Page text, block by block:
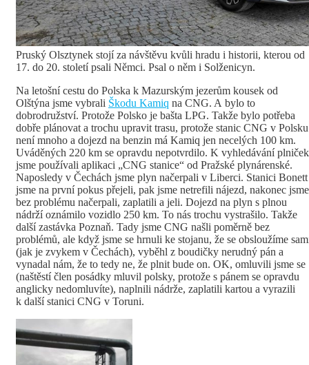
Pruský Olsztynek stojí za návštěvu kvůli hradu i historii, kterou od
17. do 20. století psali Němci. Psal o něm i Solženicyn.
Na letošní cestu do Polska k Mazurským jezerům kousek od
Olštýna jsme vybrali Škodu Kamiq na CNG. A bylo to
dobrodružství. Protože Polsko je bašta LPG. Takže bylo potřeba
dobře plánovat a trochu upravit trasu, protože stanic CNG v Polsku
není mnoho a dojezd na benzin má Kamiq jen necelých 100 km.
Uváděných 220 km se opravdu nepotvrdilo. K vyhledávání plniček
jsme používali aplikaci „CNG stanice“ od Pražské plynárenské.
Naposledy v Čechách jsme plyn načerpali v Liberci. Stanici Bonett
jsme na první pokus přejeli, pak jsme netrefili nájezd, nakonec jsme
bez problému načerpali, zaplatili a jeli. Dojezd na plyn s plnou
nádrží oznámilo vozidlo 250 km. To nás trochu vystrašilo. Takže
další zastávka Poznaň. Tady jsme CNG našli poměrně bez
problémů, ale když jsme se hrnuli ke stojanu, že se obsloužíme
(jak je zvykem v Čechách), vyběhl z boudičky nerudný pán a
vynadal nám, že to tedy ne, že plnit bude on. OK, omluvili jsme se
(naštěstí člen posádky mluvil polsky, protože s pánem se opravdu
anglicky nedomluvíte), naplnili nádrže, zaplatili kartou a vyrazili
k další stanici CNG v Toruni.